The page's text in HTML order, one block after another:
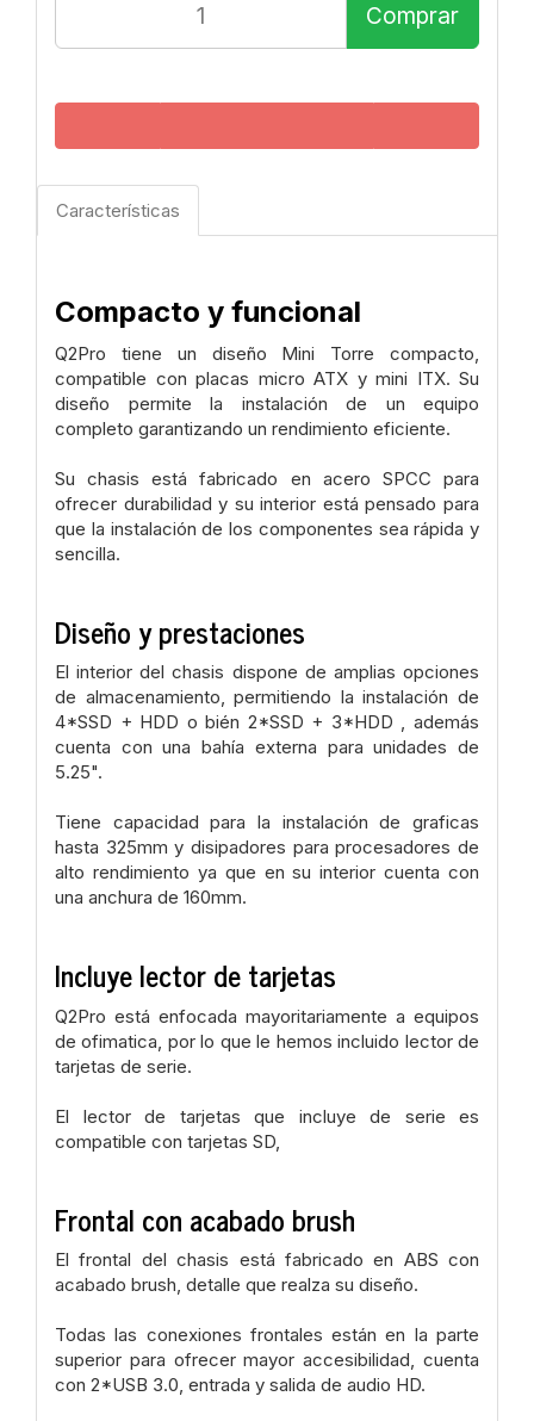
Comprar
Características
Compacto y funcional
Q2Pro tiene un diseño Mini Torre compacto,
compatible con placas micro ATX y mini ITX. Su
diseño permite la instalación de un equipo
completo garantizando un rendimiento eficiente.
Su chasis está fabricado en acero SPCC para
ofrecer durabilidad y su interior está pensado para
que la instalación de los componentes sea rápida y
sencilla.
Diseño y prestaciones
El interior del chasis dispone de amplias opciones
de almacenamiento, permitiendo la instalación de
4*SSD + HDD o bién 2*SSD + 3*HDD , además
cuenta con una bahía externa para unidades de
5.25".
Tiene capacidad para la instalación de graficas
hasta 325mm y disipadores para procesadores de
alto rendimiento ya que en su interior cuenta con
una anchura de 160mm.
Incluye lector de tarjetas
Q2Pro está enfocada mayoritariamente a equipos
de ofimatica, por lo que le hemos incluido lector de
tarjetas de serie.
El lector de tarjetas que incluye de serie es
compatible con tarjetas SD,
Frontal con acabado brush
El frontal del chasis está fabricado en ABS con
acabado brush, detalle que realza su diseño.
Todas las conexiones frontales están en la parte
superior para ofrecer mayor accesibilidad, cuenta
con 2*USB 3.0, entrada y salida de audio HD.